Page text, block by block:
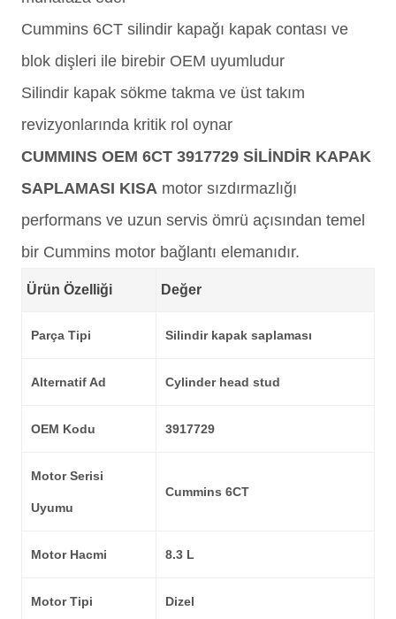
Cummins 6CT silindir kapağı kapak contası ve
blok dişleri ile birebir OEM uyumludur
Silindir kapak sökme takma ve üst takım
revizyonlarında kritik rol oynar
CUMMINS OEM 6CT 3917729 SİLİNDİR KAPAK
SAPLAMASI KISA motor sızdırmazlığı
performans ve uzun servis ömrü açısından temel
bir Cummins motor bağlantı elemanıdır.
Ürün Özelliği Değer
Parça Tipi Silindir kapak saplaması
Alternatif Ad Cylinder head stud
OEM Kodu 3917729
Motor Serisi
Uyumu
Cummins 6CT
Motor Hacmi 8.3 L
Motor Tipi Dizel